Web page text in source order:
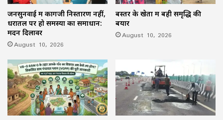
जनसुनवाई में कागजी निस्तारण नहीं,
धरातल पर हो समस्या का समाधान:
मदन दिलावर
August 10, 2026
बस्तर के खेतों में बही समृद्धि की
बयार
August 10, 2026